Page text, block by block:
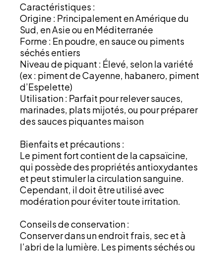
Caractéristiques :
Origine : Principalement en Amérique du
Sud, en Asie ou en Méditerranée
Forme : En poudre, en sauce ou piments
séchés entiers
Niveau de piquant : Élevé, selon la variété
(ex : piment de Cayenne, habanero, piment
d’Espelette)
Utilisation : Parfait pour relever sauces,
marinades, plats mijotés, ou pour préparer
des sauces piquantes maison
Bienfaits et précautions :
Le piment fort contient de la capsaïcine,
qui possède des propriétés antioxydantes
et peut stimuler la circulation sanguine.
Cependant, il doit être utilisé avec
modération pour éviter toute irritation.
Conseils de conservation :
Conserver dans un endroit frais, sec et à
l’abri de la lumière. Les piments séchés ou